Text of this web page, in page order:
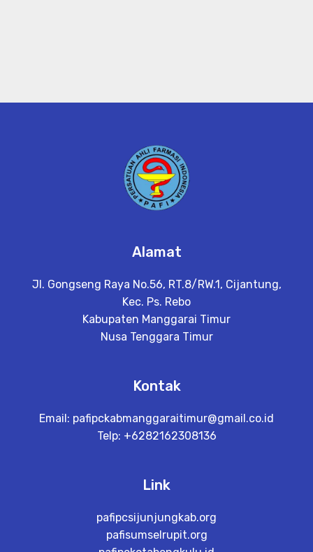
Alamat
Jl. Gongseng Raya No.56, RT.8/RW.1, Cijantung,
Kec. Ps. Rebo
Kabupaten Manggarai Timur
Nusa Tenggara Timur
Kontak
Email: pafipckabmanggaraitimur@gmail.co.id
Telp: +6282162308136
Link
pafipcsijunjungkab.org
pafisumselrupit.org